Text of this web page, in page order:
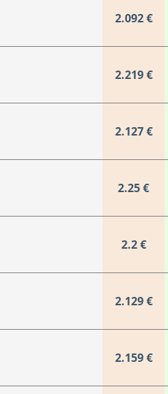
2.092 €
2.219 €
2.127 €
2.25 €
2.2 €
2.129 €
2.159 €